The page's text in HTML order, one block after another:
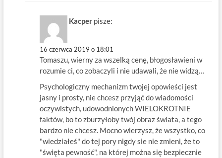
Kacper pisze:
16 czerwca 2019 o 18:01
Tomaszu, wierny za wszelką cenę, błogosławieni w
rozumie ci, co zobaczyli i nie udawali, że nie widzą…
Psychologiczny mechanizm twojej opowieści jest
jasny i prosty, nie chcesz przyjąć do wiadomości
oczywistych, udowodnionych WIELOKROTNIE
faktów, bo to zburzyłoby twój obraz świata, a tego
bardzo nie chcesz. Mocno wierzysz, że wszystko, co
"wiedziałeś" do tej pory nigdy sie nie zmieni, że to
"święta pewność", na której można się bezpiecznie